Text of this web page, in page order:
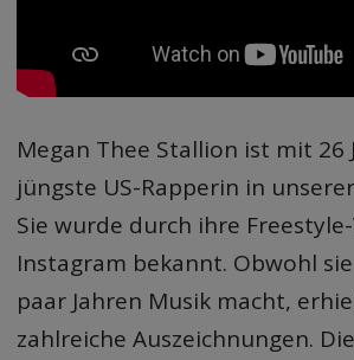
Megan Thee Stallion ist mit 26
jüngste US-Rapperin in
Sie wurde durch ihre
Instagram bekannt. Obwohl
paar Jahren Musik macht,
zahlreiche Auszeichnungen.